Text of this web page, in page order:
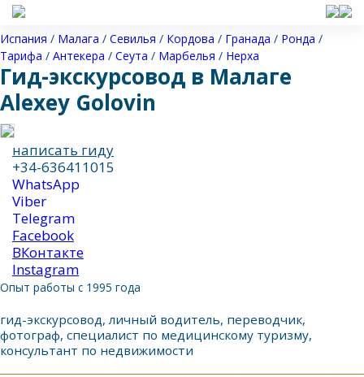
Испания / Малага / Севилья / Кордова / Гранада / Ронда /
Тарифа / Антекера / Сеута / Марбелья / Нерха
Гид-экскурсовод в Малаге
Alexey Golovin
написать гиду
+34-636411015
WhatsApp
Viber
Telegram
Facebook
ВКонтакте
Instagram
Опыт работы с 1995 года
гид-экскурсовод, личный водитель, переводчик,
фотограф, специалист по медицинскому туризму,
консультант по недвижимости